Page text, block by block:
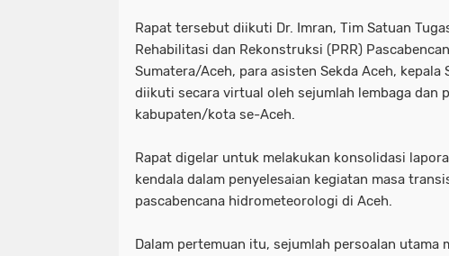
‎Rapat tersebut diikuti Dr. Imran, Tim Satuan
Rehabilitasi dan Rekonstruksi (PRR)
Sumatera/Aceh, para asisten Sekda Aceh, kepala
diikuti secara virtual oleh sejumlah lembaga dan
kabupaten/kota se-Aceh.
‎Rapat digelar untuk melakukan konsolidasi
kendala dalam penyelesaian kegiatan masa
pascabencana hidrometeorologi di Aceh.
‎Dalam pertemuan itu, sejumlah persoalan utama